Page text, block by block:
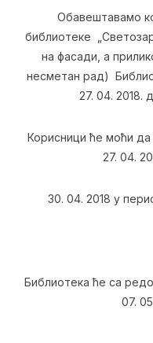
Обавештавамо
библиотеке
на фасади, а
несметан рад)
27. 04. 2018.
Корисници ће моћи
27. 04.
30. 04. 2018 у
Библиотека ће са
07.